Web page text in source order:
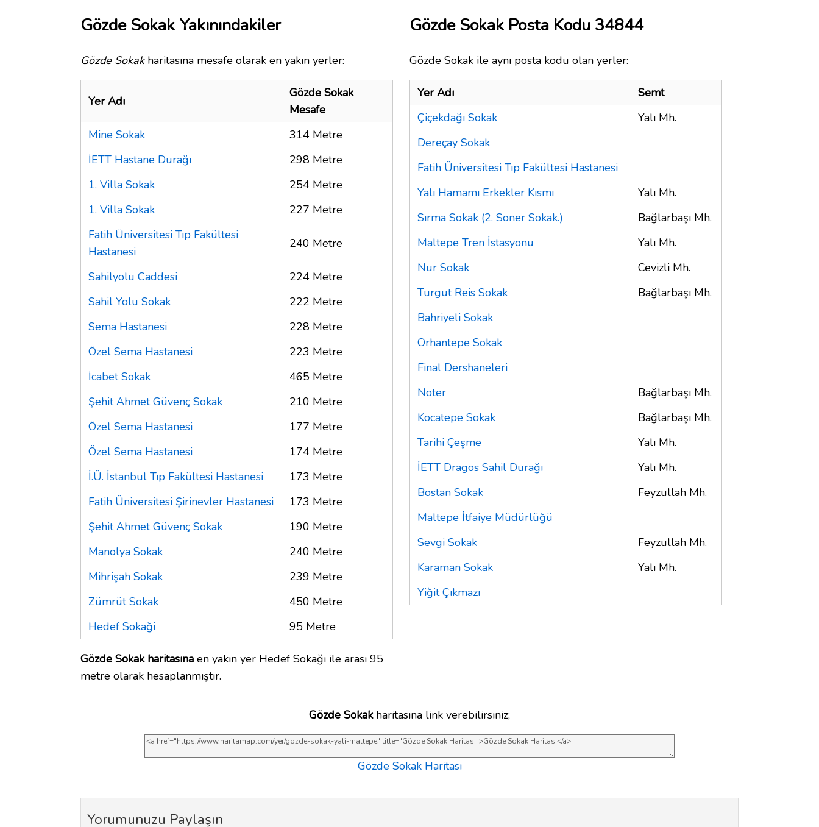
Gözde Sokak Yakınındakiler
Gözde Sokakharitasına mesafe olarak en yakın yerler:
Yer Adı
Gözde Sokak
Mesafe
Mine Sokak
314 Metre
İETT Hastane Durağı
298 Metre
1. Villa Sokak
254 Metre
1. Villa Sokak
227 Metre
Fatih Üniversitesi Tıp Fakültesi
Hastanesi
240 Metre
Sahilyolu Caddesi
224 Metre
Sahil Yolu Sokak
222 Metre
Sema Hastanesi
228 Metre
Özel Sema Hastanesi
223 Metre
İcabet Sokak
465 Metre
Şehit Ahmet Güvenç Sokak
210 Metre
Özel Sema Hastanesi
177 Metre
Özel Sema Hastanesi
174 Metre
İ.Ü. İstanbul Tıp Fakültesi Hastanesi
173 Metre
Fatih Üniversitesi Şirinevler Hastanesi
173 Metre
Şehit Ahmet Güvenç Sokak
190 Metre
Manolya Sokak
240 Metre
Mihrişah Sokak
239 Metre
Zümrüt Sokak
450 Metre
Hedef Sokaği
95 Metre
Gözde Sokak haritasına en yakın yer Hedef Sokaği ile arası 95
metre olarak hesaplanmıştır.
Gözde Sokak Posta Kodu 34844
Gözde Sokak ile aynı posta kodu olan yerler:
Yer Adı
Semt
Çiçekdağı Sokak
Yalı Mh.
Dereçay Sokak
Fatih Üniversitesi Tıp Fakültesi Hastanesi
Yalı Hamamı Erkekler Kısmı
Yalı Mh.
Sırma Sokak (2. Soner Sokak.)
Bağlarbaşı Mh.
Maltepe Tren İstasyonu
Yalı Mh.
Nur Sokak
Cevizli Mh.
Turgut Reis Sokak
Bağlarbaşı Mh.
Bahriyeli Sokak
Orhantepe Sokak
Final Dershaneleri
Noter
Bağlarbaşı Mh.
Kocatepe Sokak
Bağlarbaşı Mh.
Tarihi Çeşme
Yalı Mh.
İETT Dragos Sahil Durağı
Yalı Mh.
Bostan Sokak
Feyzullah Mh.
Maltepe İtfaiye Müdürlüğü
Sevgi Sokak
Feyzullah Mh.
Karaman Sokak
Yalı Mh.
Yiğit Çıkmazı
Gözde Sokakharitasına link verebilirsiniz;
Gözde Sokak Haritası
Yorumunuzu Paylaşın